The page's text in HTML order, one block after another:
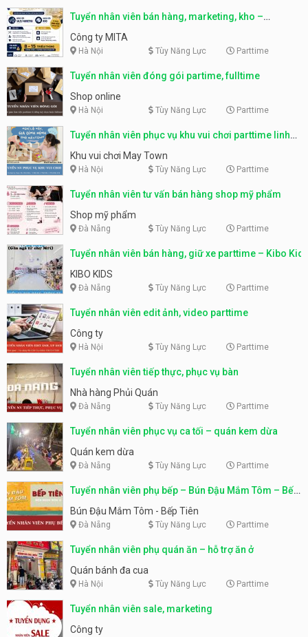
Tuyển nhân viên bán hàng, marketing, kho –
parttime, fulltime
Công ty MITA
Hà Nội Tùy Năng Lực Parttime
Tuyển nhân viên đóng gói partime, fulltime
Shop online
Hà Nội Tùy Năng Lực Parttime
Tuyển nhân viên phục vụ khu vui chơi parttime linh
động
Khu vui chơi May Town
Hà Nội Tùy Năng Lực Parttime
Tuyển nhân viên tư vấn bán hàng shop mỹ phẩm
Shop mỹ phẩm
Đà Nẵng Tùy Năng Lực Parttime
Tuyển nhân viên bán hàng, giữ xe parttime – Kibo Kid
KIBO KIDS
Đà Nẵng Tùy Năng Lực Parttime
Tuyển nhân viên edit ảnh, video parttime
Công ty
Hà Nội Tùy Năng Lực Parttime
Tuyển nhân viên tiếp thực, phục vụ bàn
Nhà hàng Phủi Quán
Đà Nẵng Tùy Năng Lực Parttime
Tuyển nhân viên phục vụ ca tối – quán kem dừa
Quán kem dừa
Đà Nẵng Tùy Năng Lực Parttime
Tuyển nhân viên phụ bếp – Bún Đậu Mắm Tôm – Bếp
Tiên
Bún Đậu Mắm Tôm - Bếp Tiên
Đà Nẵng Tùy Năng Lực Parttime
Tuyển nhân viên phụ quán ăn – hỗ trợ ăn ở
Quán bánh đa cua
Hà Nội Tùy Năng Lực Parttime
Tuyển nhân viên sale, marketing
Công ty